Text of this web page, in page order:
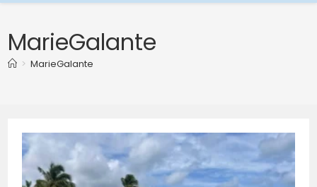
MarieGalante
> MarieGalante